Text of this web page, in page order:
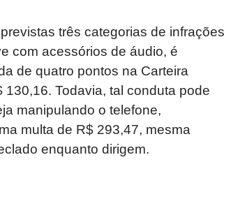
três categorias de infrações
com acessórios de áudio, é
de quatro pontos na Carteira
Todavia, tal conduta pode
manipulando o telefone,
multa de R$ 293,47, mesma
enquanto dirigem.